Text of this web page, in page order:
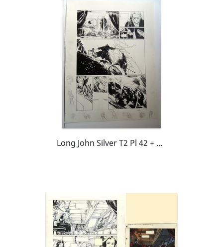
Long John Silver T2 Pl 42 + 4ème de Couv